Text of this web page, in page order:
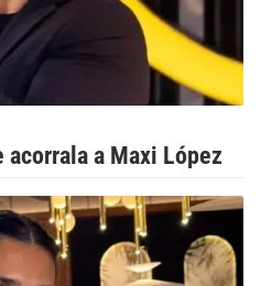
acorrala a Maxi López